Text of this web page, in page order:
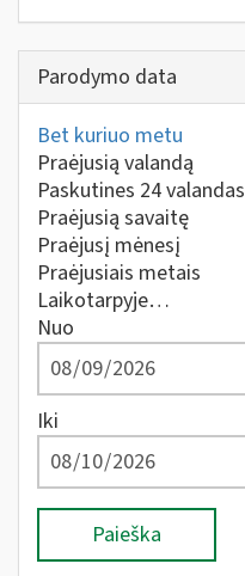
Parodymo data
Bet kuriuo metu
Praėjusią valandą
Paskutines 24 valandas
Praėjusią savaitę
Praėjusį mėnesį
Praėjusiais metais
Laikotarpyje…
Nuo
Iki
Paieška